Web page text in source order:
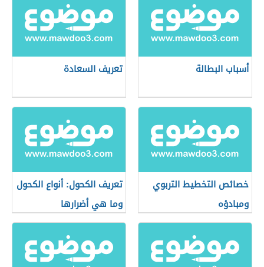
أسباب البطالة تعريف السعادة
خصائص التخطيط التربوي
ومبادؤه
تعريف الكحول: أنواع الكحول
وما هي أضرارها